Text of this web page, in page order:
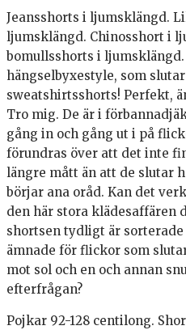
Jeansshorts i ljumsklängd.
ljumsklängd. Chinosshort i
bomullsshorts i
hängselbyxestyle, som
sweatshirtsshorts! Perfekt,
Tro mig. De är i
gång in och gång ut i på
förundras över att det inte
längre mått än att de slutar
börjar ana oråd. Kan det
den här stora klädesaffären
shortsen tydligt är
ämnade för flickor som
mot sol och en och annan
efterfrågan?
Pojkar 92-128 centilong.